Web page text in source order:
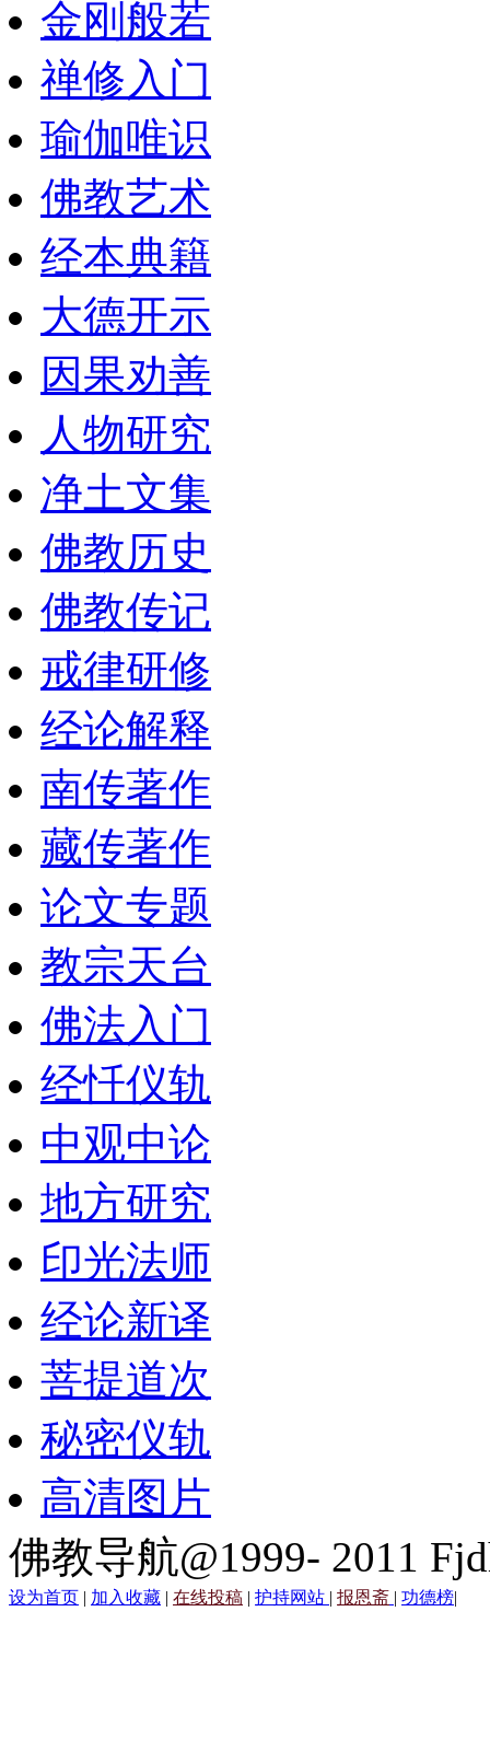
金刚般若
禅修入门
瑜伽唯识
佛教艺术
经本典籍
大德开示
因果劝善
人物研究
净土文集
佛教历史
佛教传记
戒律研修
经论解释
南传著作
藏传著作
论文专题
教宗天台
佛法入门
经忏仪轨
中观中论
地方研究
印光法师
经论新译
菩提道次
秘密仪轨
高清图片
佛教导航@1999- 2011
设为首页 | 加入收藏 | 在线投稿 | 护持网站 | 报恩斋 | 功德榜|